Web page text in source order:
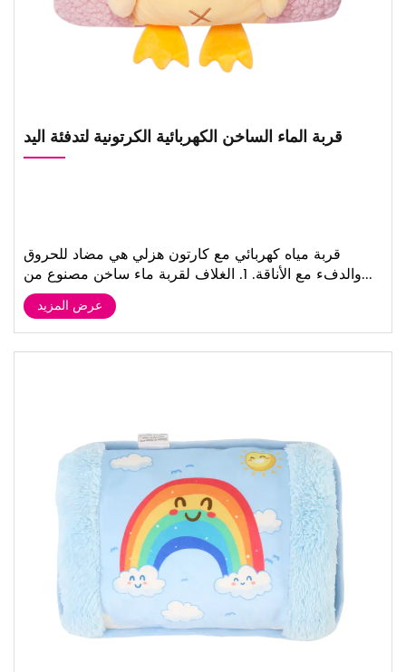
قربة الماء الساخن الكهربائية الكرتونية لتدفئة اليد
قربة مياه كهربائي مع كارتون هزلي هي مضاد للحروق
والدفء مع الأناقة. 1. الغلاف لقربة ماء ساخن مصنوع من...
عرض المزيد